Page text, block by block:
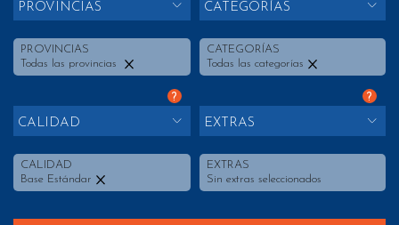
PROVINCIAS
PROVINCIAS
Todas las provincias
CATEGORÍAS
CATEGORÍAS
Todas las categorías
?
CALIDAD
CALIDAD
Base Estándar
?
EXTRAS
EXTRAS
Sin extras seleccionados